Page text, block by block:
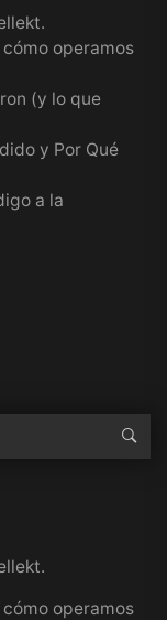
operamos
(y lo que
y Por Qué
a la
operamos